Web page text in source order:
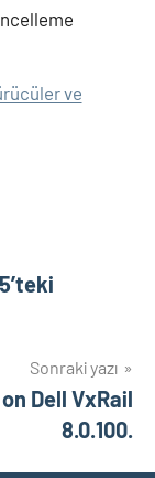
ve
Sonraki yazı
Dell VxRail
8.0.100.